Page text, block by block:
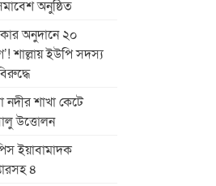
অনুষ্ঠিত
অনুদানে ২০
শাল্লায় ইউপি সদস্য
নদীর শাখা কেটে
উত্তোলন
ইয়াবামাদক
৪